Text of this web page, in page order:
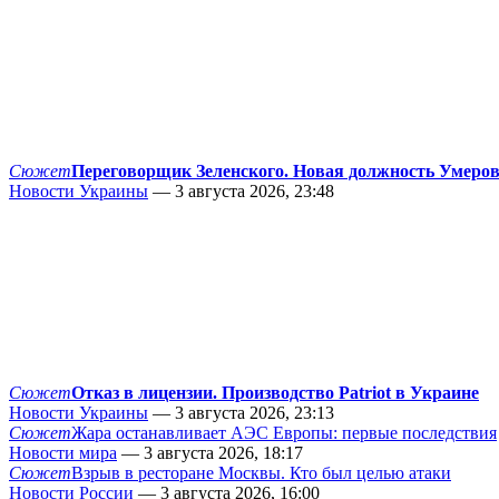
СюжетПереговорщик Зеленского. Новая должность
Новости Украины — 3 августа 2026, 23:48
СюжетОтказ в лицензии. Производство Patriot в Украине
Новости Украины — 3 августа 2026, 23:13
СюжетЖара останавливает АЭС Европы: первые последствия
Новости мира — 3 августа 2026, 18:17
СюжетВзрыв в ресторане Москвы. Кто был целью атаки
Новости России — 3 августа 2026, 16:00